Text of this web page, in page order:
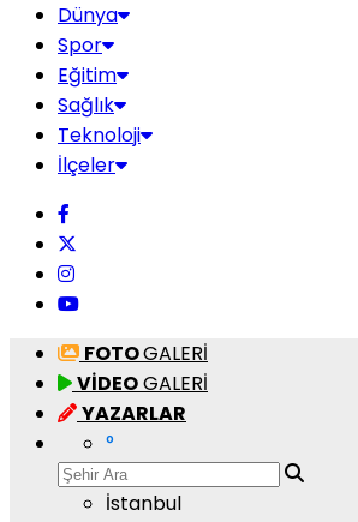
Dünya
Spor
Eğitim
Sağlık
Teknoloji
İlçeler
FOTOGALERİ
VİDEOGALERİ
YAZARLAR
°
İstanbul